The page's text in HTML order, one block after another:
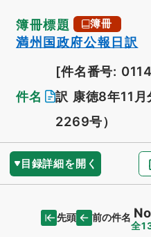
簿冊標題 簿冊
満州国政府公報日訳
件名
[件名番号:
訳 康徳8年11
2269号）
目録詳細を開く
先頭 前の件名
全